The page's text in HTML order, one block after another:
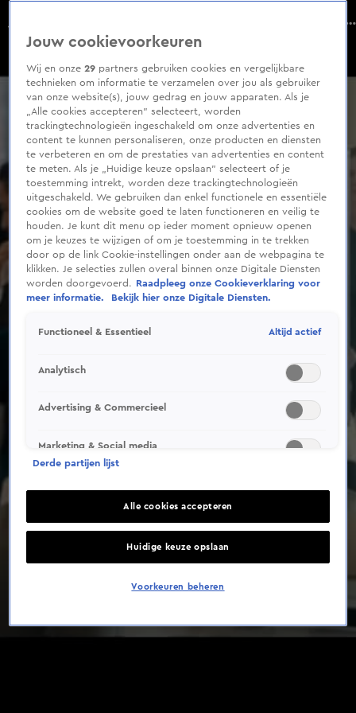
Makers reageren op kritiek film gijzeling Apple Store
Aflevering 106, Seizoen 2025
of
seconds
Jouw cookievoorkeuren
Wij en onze29 partners gebruiken cookies en vergelijkbare
technieken om informatie te verzamelen over jou als gebruiker
van onze website(s), jouw gedrag en jouw apparaten. Als je
„Alle cookies accepteren” selecteert, worden
trackingtechnologieën ingeschakeld om onze advertenties en
content te kunnen personaliseren, onze producten en diensten
te verbeteren en om de prestaties van advertenties en content
te meten. Als je „Huidige keuze opslaan” selecteert of je
toestemming intrekt, worden deze trackingtechnologieën
uitgeschakeld. We gebruiken dan enkel functionele en essentiële
cookies om de website goed te laten functioneren en veilig te
houden. Je kunt dit menu op ieder moment opnieuw openen
om je keuzes te wijzigen of om je toestemming in te trekken
door op de link Cookie-instellingen onder aan de webpagina te
klikken. Je selecties zullen overal binnen onze Digitale Diensten
worden doorgevoerd.
Raadpleeg onze Cookieverklaring voor
meer informatie.
Bekijk hier onze Digitale Diensten.
Functioneel & Essentieel Altijd actief
Analytisch
Advertising & Commercieel
Marketing & Social media
Derde partijen lijst
Alle cookies accepteren
Huidige keuze opslaan
Voorkeuren beheren